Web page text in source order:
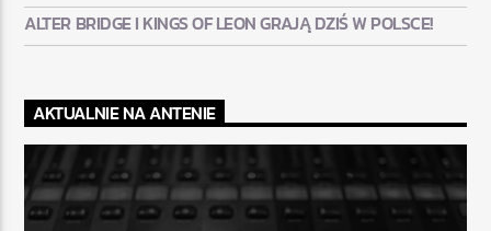
ALTER BRIDGE I KINGS OF LEON GRAJĄ DZIŚ W POLSCE!
AKTUALNIE NA ANTENIE